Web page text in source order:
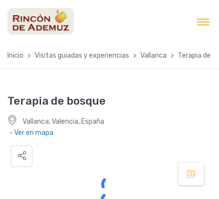
Inicio Visitas guiadas y experiencias Vallanca Terapia de
Terapia de bosque
Vallanca, Valencia, España
- Ver en mapa